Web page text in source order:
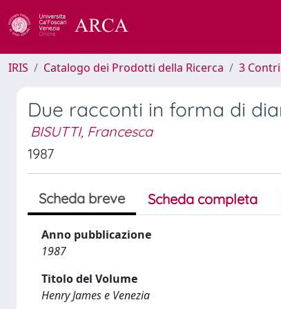
IRIS Catalogo dei Prodotti della Ricerca 3
Due racconti in forma di
BISUTTI, Francesca
1987
Scheda breve Scheda completa
Anno pubblicazione
1987
Titolo del Volume
Henry James e Venezia